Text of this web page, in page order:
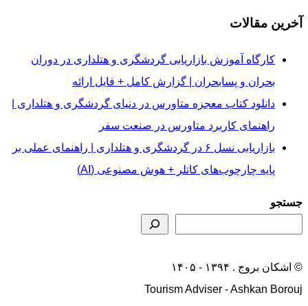
آخرین مقالات
کارگاه آموزش بازاریابی گردشگری و هتلداری در دوران
بحران و پسابحران | گزارش کامل + فایل ارائه
دانلود کتاب معجزه متاورس در دنیای گردشگری و هتلداری |
راهنمای کاربرد متاورس در صنعت سفر
بازاریابی نسل ۶ در گردشگری و هتلداری | راهنمای عملی بر
پایه چارچوب‌های کاتلر + هوش مصنوعی (AI)
جستجو
© اشکان بروج . ۱۳۹۴ - ۱۴۰۵
Tourism Adviser - Ashkan Borouj